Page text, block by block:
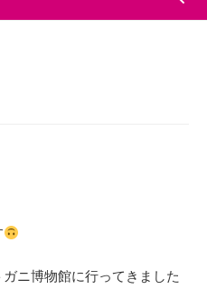
ニ博物館に行ってきました